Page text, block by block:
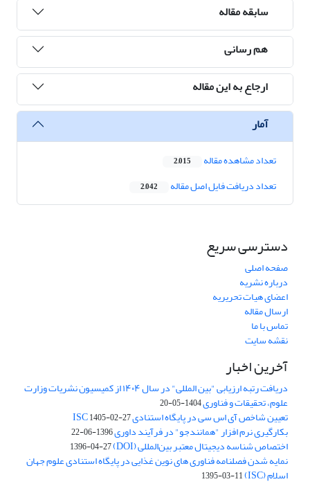
سابقه مقاله
هم رسانی
ارجاع به این مقاله
آمار
تعداد مشاهده مقاله 2,015
تعداد دریافت فایل اصل مقاله 2,042
دسترسی سریع
صفحه اصلی
درباره نشریه
اعضای هیات تحریریه
ارسال مقاله
تماس با ما
نقشه سایت
آخرین اخبار
دریافت رتبه ارزیابی "بین المللی" در سال ۱۴۰۴ از کمیسیون نشریات وزارت
علوم، تحقیقات و فناوری1404-05-20
تعیین شاخص آی اس سی در پایگاه استنادی ISC1405-02-27
بکارگیری نرم افزار "همانندجو" در فرآیند داوری1396-06-22
اختصاص شناسه دیجیتال معتبر بین‌المللی (DOI) 1396-04-27
نمایه شدن فصلنامه فناوری های نوین غذایی در پایگاه استنادی علوم جهان
اسلام (ISC) 1395-03-11